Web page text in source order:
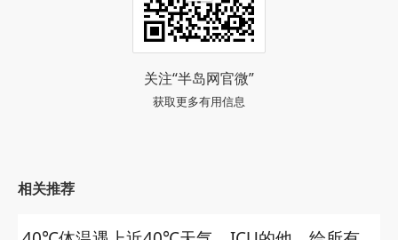
关注“半岛网官微”
获取更多有用信息
相关推荐